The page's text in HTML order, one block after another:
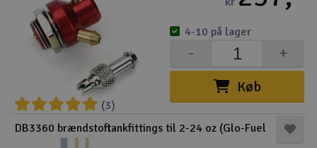
(3)
Køb
+
-
4-10 på lager
DB3360 brændstoftankfittings til 2-24 oz (Glo-Fuel